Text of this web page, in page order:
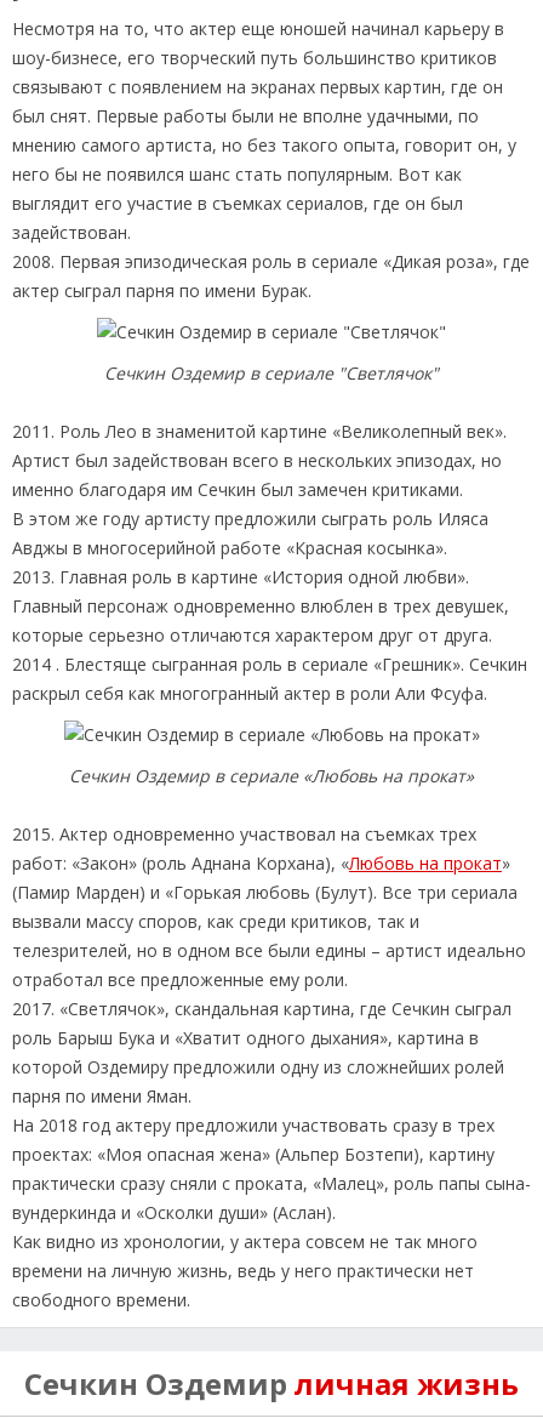
Несмотря на то, что актер еще юношей начинал карьеру в
шоу-бизнесе, его творческий путь большинство критиков
связывают с появлением на экранах первых картин, где он
был снят. Первые работы были не вполне удачными, по
мнению самого артиста, но без такого опыта, говорит он, у
него бы не появился шанс стать популярным. Вот как
выглядит его участие в съемках сериалов, где он был
задействован.
2008. Первая эпизодическая роль в сериале «Дикая роза», где
актер сыграл парня по имени Бурак.
Сечкин Оздемир в сериале "Светлячок"
2011. Роль Лео в знаменитой картине «Великолепный век».
Артист был задействован всего в нескольких эпизодах, но
именно благодаря им Сечкин был замечен критиками.
В этом же году артисту предложили сыграть роль Иляса
Авджы в многосерийной работе «Красная косынка».
2013. Главная роль в картине «История одной любви».
Главный персонаж одновременно влюблен в трех девушек,
которые серьезно отличаются характером друг от друга.
2014 . Блестяще сыгранная роль в сериале «Грешник». Сечкин
раскрыл себя как многогранный актер в роли Али Фсуфа.
Сечкин Оздемир в сериале «Любовь на прокат»
2015. Актер одновременно участвовал на съемках трех
работ: «Закон» (роль Аднана Корхана), «Любовь на прокат»
(Памир Марден) и «Горькая любовь (Булут). Все три сериала
вызвали массу споров, как среди критиков, так и
телезрителей, но в одном все были едины – артист идеально
отработал все предложенные ему роли.
2017. «Светлячок», скандальная картина, где Сечкин сыграл
роль Барыш Бука и «Хватит одного дыхания», картина в
которой Оздемиру предложили одну из сложнейших ролей
парня по имени Яман.
На 2018 год актеру предложили участвовать сразу в трех
проектах: «Моя опасная жена» (Альпер Бозтепи), картину
практически сразу сняли с проката, «Малец», роль папы сына-
вундеркинда и «Осколки души» (Аслан).
Как видно из хронологии, у актера совсем не так много
времени на личную жизнь, ведь у него практически нет
свободного времени.
Сечкин Оздемир личная жизнь